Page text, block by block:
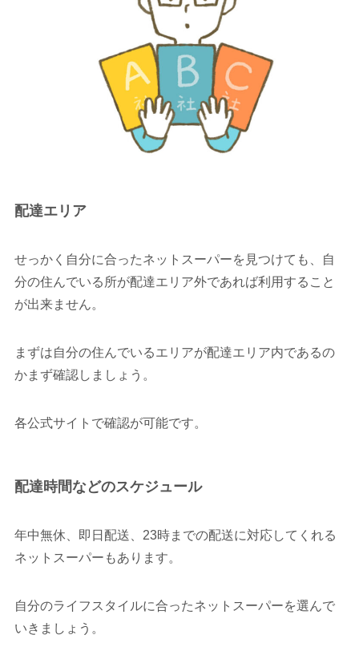
配達エリア
せっかく自分に合ったネットスーパーを見つけても、自
分の住んでいる所が配達エリア外であれば利用すること
が出来ません。
まずは自分の住んでいるエリアが配達エリア内であるの
かまず確認しましょう。
各公式サイトで確認が可能です。
配達時間などのスケジュール
年中無休、即日配送、23時までの配送に対応してくれる
ネットスーパーもあります。
自分のライフスタイルに合ったネットスーパーを選んで
いきましょう。